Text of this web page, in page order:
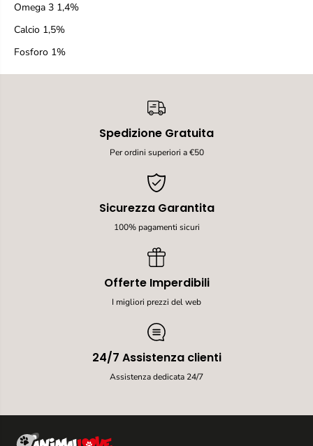
Omega 3 1,4%
Calcio 1,5%
Fosforo 1%
Spedizione Gratuita
Per ordini superiori a €50
Sicurezza Garantita
100% pagamenti sicuri
Offerte Imperdibili
I migliori prezzi del web
24/7 Assistenza clienti
Assistenza dedicata 24/7